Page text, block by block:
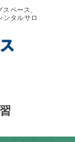
ペース、
ンタルサロ